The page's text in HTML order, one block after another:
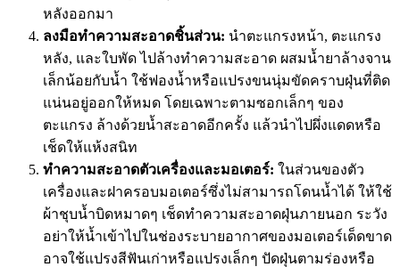
หลังออกมา
ลงมือทำความสะอาดชิ้นส่วน: นำตะแกรงหน้า, ตะแกรง
หลัง, และใบพัด ไปล้างทำความสะอาด ผสมน้ำยาล้างจาน
เล็กน้อยกับน้ำ ใช้ฟองน้ำหรือแปรงขนนุ่มขัดคราบฝุ่นที่ติด
แน่นอยู่ออกให้หมด โดยเฉพาะตามซอกเล็กๆ ของ
ตะแกรง ล้างด้วยน้ำสะอาดอีกครั้ง แล้วนำไปผึ่งแดดหรือ
เช็ดให้แห้งสนิท
ทำความสะอาดตัวเครื่องและมอเตอร์: ในส่วนของตัว
เครื่องและฝาครอบมอเตอร์ซึ่งไม่สามารถโดนน้ำได้ ให้ใช้
ผ้าชุบน้ำบิดหมาดๆ เช็ดทำความสะอาดฝุ่นภายนอก ระวัง
อย่าให้น้ำเข้าไปในช่องระบายอากาศของมอเตอร์เด็ดขาด
อาจใช้แปรงสีฟันเก่าหรือแปรงเล็กๆ ปัดฝุ่นตามร่องหรือ